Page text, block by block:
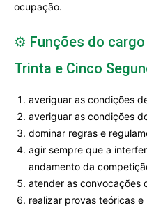
ocupação.
⚙️ Funções do
Trinta e Cinco
averiguar as condições
averiguar as condições
dominar regras e
agir sempre que a
andamento da
atender as convocações
realizar provas teóricas